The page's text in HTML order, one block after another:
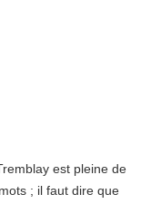
est pleine de
; il faut dire que